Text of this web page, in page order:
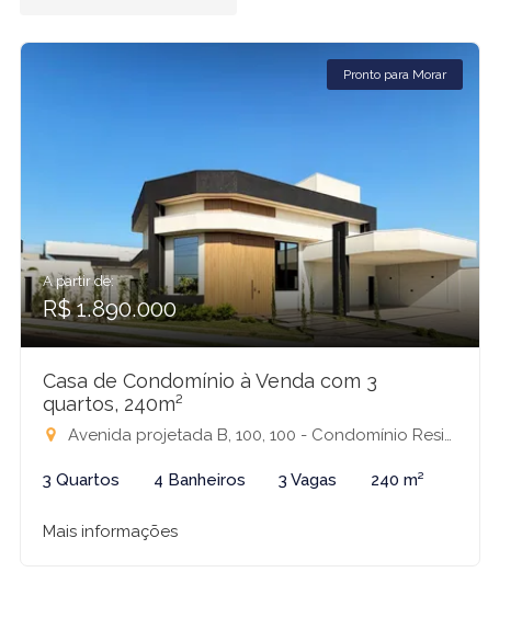
Pronto para Morar
A partir de:
R$ 1.890.000
Casa de Condomínio à Venda com 3
quartos, 240m²
Avenida projetada B, 100, 100 - Condomínio Residencial Terra Vista, Mirassol-SP
3 Quartos 4 Banheiros 3 Vagas 240 m²
Mais informações